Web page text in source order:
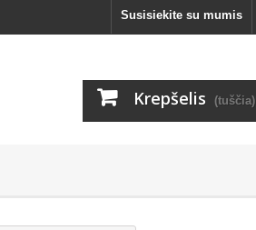
Susisiekite su mumis
Krepšelis (tuščia)